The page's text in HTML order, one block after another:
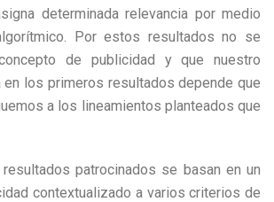
determinada relevancia por medio
Por estos resultados no se
de publicidad y que nuestro
en los primeros resultados depende que
a los lineamientos planteados que
patrocinados se basan en un
contextualizado a varios criterios de